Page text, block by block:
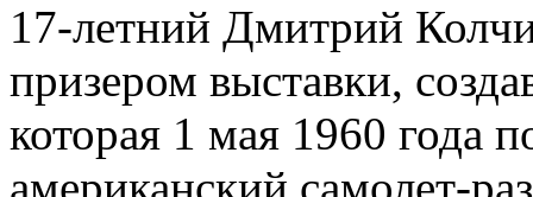
17-летний Дмитрий
призером выставки,
которая 1 мая 1960 года